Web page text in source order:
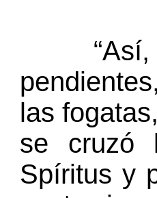
“Así,
las
se cruzó
Spíritus y